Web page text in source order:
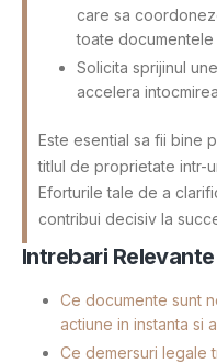
care sa
toate documentele
Solicita sprijinul
accelera
Este esential sa fii bine
titlul de proprietate intr-
Eforturile tale de a
contribui decisiv la
Intrebari
Ce documente sunt
actiune in instanta si
Ce demersuri legale